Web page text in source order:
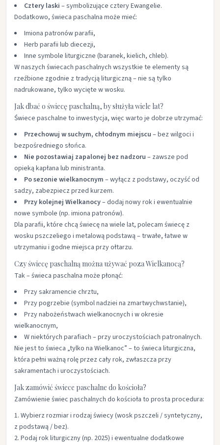
Cztery laski – symbolizujące cztery Ewangelie.
Dodatkowo, świeca paschalna może mieć:
Imiona patronów parafii,
Herb parafii lub diecezji,
Inne symbole liturgiczne (baranek, kielich, chleb).
W naszych świecach paschalnych wszystkie te elementy są
rzeźbione zgodnie z tradycją liturgiczną – nie są tylko
nadrukowane, tylko wycięte w wosku.
Jak dbać o świecę paschalną, by służyła wiele lat?
Świece paschalne to inwestycja, więc warto je dobrze utrzymać:
Przechowuj w suchym, chłodnym miejscu – bez wilgoci i
bezpośredniego słońca.
Nie pozostawiaj zapalonej bez nadzoru – zawsze pod
opieką kapłana lub ministranta.
Po sezonie wielkanocnym – wyłącz z podstawy, oczyść od
sadzy, zabezpiecz przed kurzem.
Przy kolejnej Wielkanocy– dodaj nowy rok i ewentualnie
nowe symbole (np. imiona patronów).
Dla parafii, które chcą świecę na wiele lat, polecam świecę z
wosku pszczeliego i metalową podstawą – trwałe, łatwe w
utrzymaniu i godne miejsca przy ołtarzu.
Czy świecę paschalną można używać poza Wielkanocą?
Tak – świeca paschalna może płonąć:
Przy sakramencie chrztu,
Przy pogrzebie (symbol nadziei na zmartwychwstanie),
Przy nabożeństwach wielkanocnych i w okresie
wielkanocnym,
W niektórych parafiach – przy uroczystościach patronalnych.
Nie jest to świeca „tylko na Wielkanoc” – to świeca liturgiczna,
która pełni ważną rolę przez cały rok, zwłaszcza przy
sakramentach i uroczystościach.
Jak zamówić świece paschalne do kościoła?
Zamówienie świec paschalnych do kościoła to prosta procedura:
Wybierz rozmiar i rodzaj świecy (wosk pszczeli / syntetyczny,
z podstawą / bez).
Podaj rok liturgiczny (np. 2025) i ewentualne dodatkowe